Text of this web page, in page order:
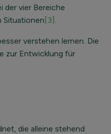
der vier Bereiche
Situationen [3] .
verstehen lernen. Die
zur Entwicklung für
die alleine stehend